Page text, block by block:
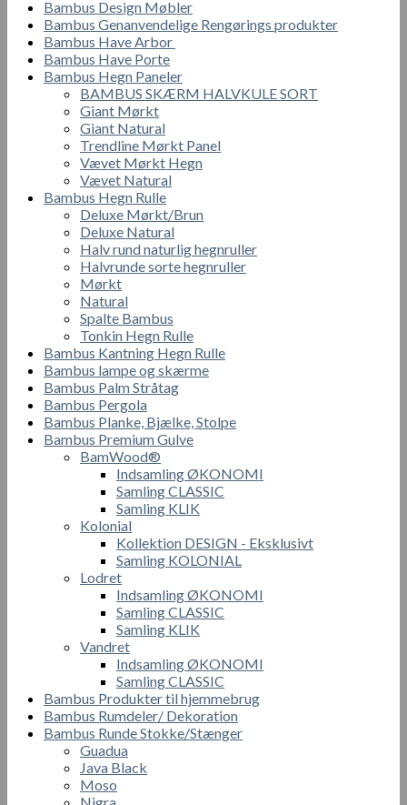
Bambus Design Møbler
Bambus Genanvendelige Rengørings produkter
Bambus Have Arbor
Bambus Have Porte
Bambus Hegn Paneler
BAMBUS SKÆRM HALVKULE SORT
Giant Mørkt
Giant Natural
Trendline Mørkt Panel
Vævet Mørkt Hegn
Vævet Natural
Bambus Hegn Rulle
Deluxe Mørkt/Brun
Deluxe Natural
Halv rund naturlig hegnruller
Halvrunde sorte hegnruller
Mørkt
Natural
Spalte Bambus
Tonkin Hegn Rulle
Bambus Kantning Hegn Rulle
Bambus lampe og skærme
Bambus Palm Stråtag
Bambus Pergola
Bambus Planke, Bjælke, Stolpe
Bambus Premium Gulve
BamWood®
Indsamling ØKONOMI
Samling CLASSIC
Samling KLIK
Kolonial
Kollektion DESIGN - Eksklusivt
Samling KOLONIAL
Lodret
Indsamling ØKONOMI
Samling CLASSIC
Samling KLIK
Vandret
Indsamling ØKONOMI
Samling CLASSIC
Bambus Produkter til hjemmebrug
Bambus Rumdeler/ Dekoration
Bambus Runde Stokke/Stænger
Guadua
Java Black
Moso